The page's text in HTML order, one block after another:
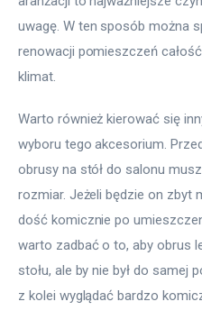
uwagę. W ten sposób można
renowacji pomieszczeń
klimat.
Warto również kierować się
wyboru tego akcesorium.
obrusy na stół do salonu
rozmiar. Jeżeli będzie on zbyt
dość komicznie po
warto zadbać o to, aby obrus
stołu, ale by nie był do samej
z kolei wyglądać bardzo